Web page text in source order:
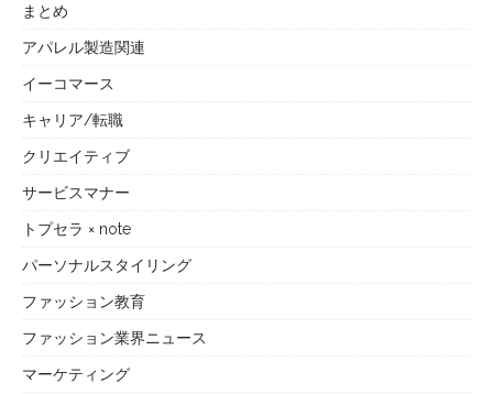
まとめ
アパレル製造関連
イーコマース
キャリア/転職
クリエイティブ
サービスマナー
トプセラ × note
パーソナルスタイリング
ファッション教育
ファッション業界ニュース
マーケティング